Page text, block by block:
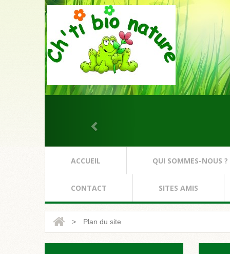
ACCUEIL QUI SOMMES-NOUS ?
CONTACT SITES AMIS
> Plan du site